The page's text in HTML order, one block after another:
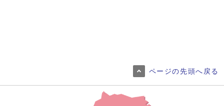
ページの先頭へ戻る